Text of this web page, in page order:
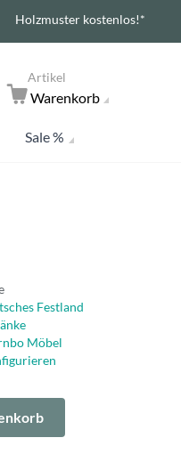
Holzmuster kostenlos!*
Artikel
Warenkorb
Sale %
Festland
Möbel